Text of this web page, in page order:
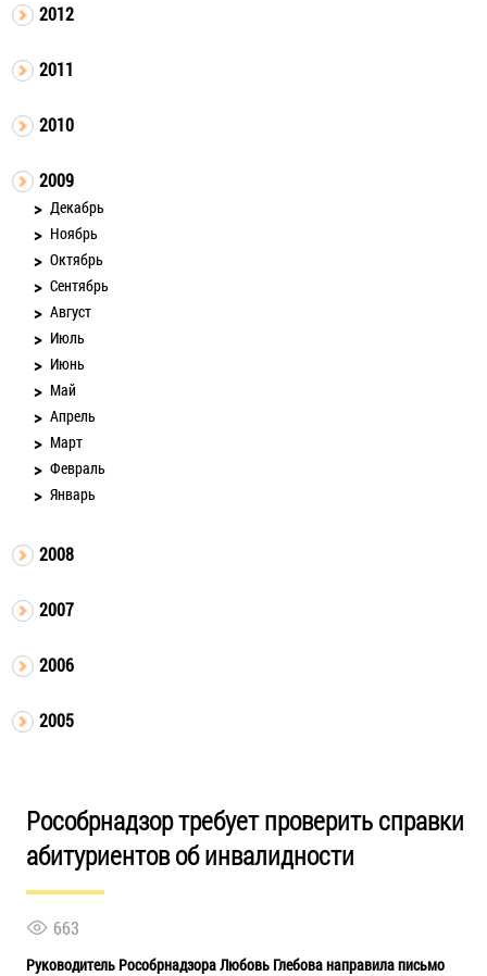
2012
2011
2010
2009
Декабрь
Ноябрь
Октябрь
Сентябрь
Август
Июль
Июнь
Май
Апрель
Март
Февраль
Январь
2008
2007
2006
2005
Рособрнадзор требует проверить справки
абитуриентов об инвалидности
663
Руководитель Рособрнадзора Любовь Глебова направила письмо